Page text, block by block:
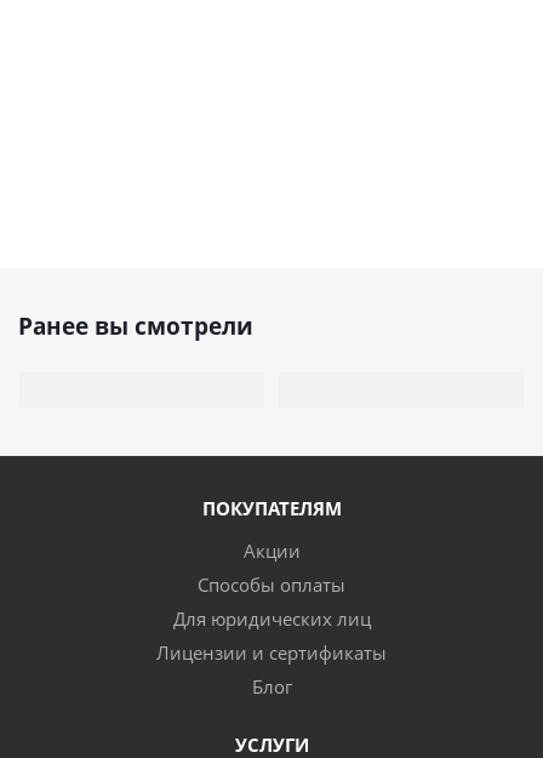
Ранее вы смотрели
ПОКУПАТЕЛЯМ
Акции
Способы оплаты
Для юридических лиц
Лицензии и сертификаты
Блог
УСЛУГИ